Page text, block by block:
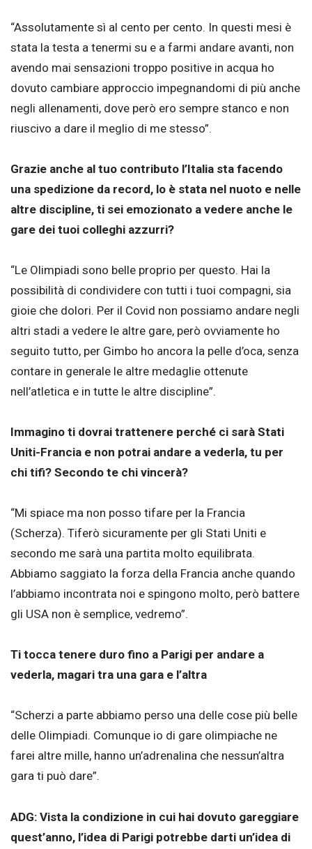
“Assolutamente sì al cento per cento. In questi mesi è
stata la testa a tenermi su e a farmi andare avanti, non
avendo mai sensazioni troppo positive in acqua ho
dovuto cambiare approccio impegnandomi di più anche
negli allenamenti, dove però ero sempre stanco e non
riuscivo a dare il meglio di me stesso”.
Grazie anche al tuo contributo l’Italia sta facendo
una spedizione da record, lo è stata nel nuoto e nelle
altre discipline, ti sei emozionato a vedere anche le
gare dei tuoi colleghi azzurri?
“Le Olimpiadi sono belle proprio per questo. Hai la
possibilità di condividere con tutti i tuoi compagni, sia
gioie che dolori. Per il Covid non possiamo andare negli
altri stadi a vedere le altre gare, però ovviamente ho
seguito tutto, per Gimbo ho ancora la pelle d’oca, senza
contare in generale le altre medaglie ottenute
nell’atletica e in tutte le altre discipline”.
Immagino ti dovrai trattenere perché ci sarà Stati
Uniti-Francia e non potrai andare a vederla, tu per
chi tifi? Secondo te chi vincerà?
“Mi spiace ma non posso tifare per la Francia
(Scherza). Tiferò sicuramente per gli Stati Uniti e
secondo me sarà una partita molto equilibrata.
Abbiamo saggiato la forza della Francia anche quando
l’abbiamo incontrata noi e spingono molto, però battere
gli USA non è semplice, vedremo”.
Ti tocca tenere duro fino a Parigi per andare a
vederla, magari tra una gara e l’altra
“Scherzi a parte abbiamo perso una delle cose più belle
delle Olimpiadi. Comunque io di gare olimpiache ne
farei altre mille, hanno un’adrenalina che nessun’altra
gara ti può dare”.
ADG: Vista la condizione in cui hai dovuto gareggiare
quest’anno, l’idea di Parigi potrebbe darti un’idea di